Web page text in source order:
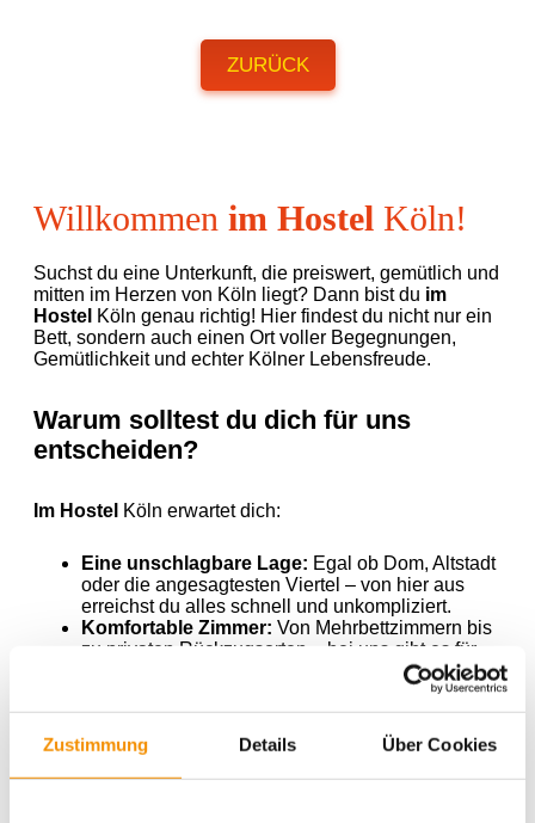
Zustimmung Details Über Cookies
ZURÜCK
Willkommen im Hostel Köln!
Suchst du eine Unterkunft, die preiswert, gemütlich und
mitten im Herzen von Köln liegt? Dann bist du im
Hostel Köln genau richtig! Hier findest du nicht nur ein
Bett, sondern auch einen Ort voller Begegnungen,
Gemütlichkeit und echter Kölner Lebensfreude.
Warum solltest du dich für uns
entscheiden?
Im Hostel Köln erwartet dich:
Eine unschlagbare Lage: Egal ob Dom, Altstadt
oder die angesagtesten Viertel – von hier aus
erreichst du alles schnell und unkompliziert.
Komfortable Zimmer: Von Mehrbettzimmern bis
zu privaten Rückzugsorten – bei uns gibt es für
jede Reiseart die passende Unterkunft.
Tausche
dich mit anderen Reisenden aus oder plane
deine Entdeckungstour durch Köln in gemütlicher
Atmosphäre.
Attraktive Preise:Perfekt für Backpacker,